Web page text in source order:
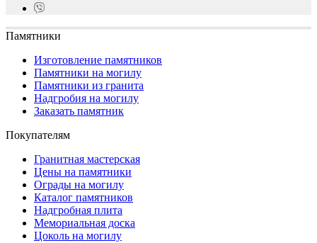
Памятники
Изготовление памятников
Памятники на могилу
Памятники из гранита
Надгробия на могилу
Заказать памятник
Покупателям
Гранитная мастерская
Цены на памятники
Ограды на могилу
Каталог памятников
Надгробная плита
Мемориальная доска
Цоколь на могилу